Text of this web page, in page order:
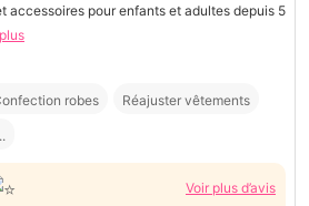
accessoires pour enfants et adultes depuis 5
robes Réajuster vêtements
Voir plus d’avis